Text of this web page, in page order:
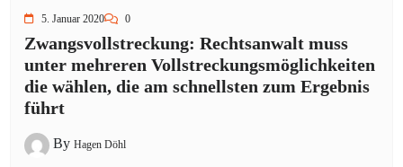
5. Januar 2020 0
Zwangsvollstreckung: Rechtsanwalt muss
unter mehreren Vollstreckungsmöglichkeiten
die wählen, die am schnellsten zum Ergebnis
führt
By Hagen Döhl